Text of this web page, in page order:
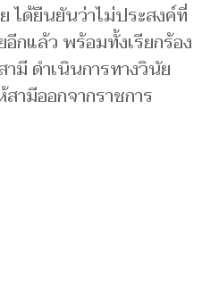
ได้ยืนยันว่าไม่ประสงค์ที่
กแล้ว พร้อมทั้งเรียกร้อง
มี ดำเนินการทางวินัย
ามีออกจากราชการ